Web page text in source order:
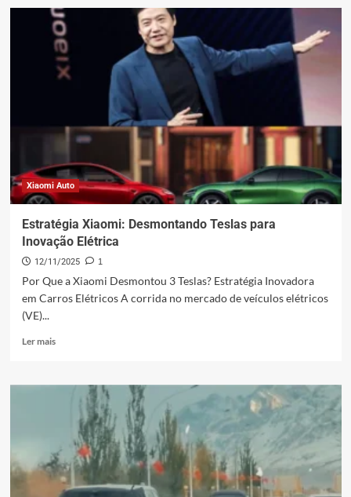
Segurança
é
Prioridade:
Lei
Jun
defende
Xiaomi Auto
Estratégia Xiaomi: Desmontando Teslas para
Inovação Elétrica
12/11/2025 1
Por Que a Xiaomi Desmontou 3 Teslas? Estratégia Inovadora
em Carros Elétricos A corrida no mercado de veículos elétricos
(VE)...
Ler maisLeia
Estratégia
Xiaomi:
Desmontando
Teslas
Inovação
Elétrica